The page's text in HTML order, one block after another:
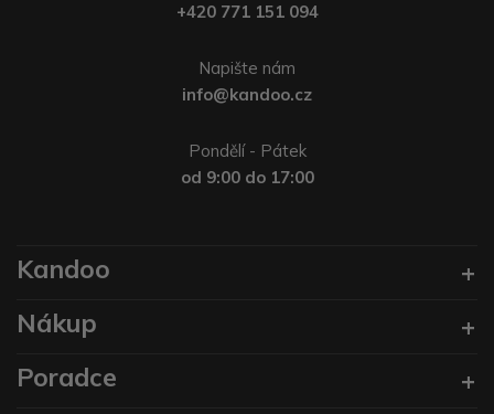
+420 771 151 094
Napište nám
info@kandoo.cz
Pondělí - Pátek
od 9:00 do 17:00
Kandoo
Nákup
Poradce